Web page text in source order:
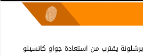
برشلونة يقترب من استعادة جواو كانسيلو